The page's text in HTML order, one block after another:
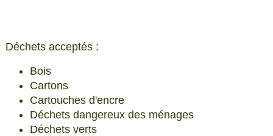
Déchets acceptés :
Bois
Cartons
Cartouches d'encre
Déchets dangereux des ménages
Déchets verts